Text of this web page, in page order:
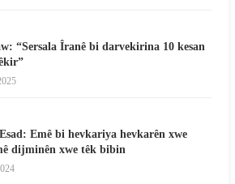
“Sersala Îranê bi darvekirina 10 kesan
Emê bi hevkariya hevkarên xwe
dijminên xwe têk bibin